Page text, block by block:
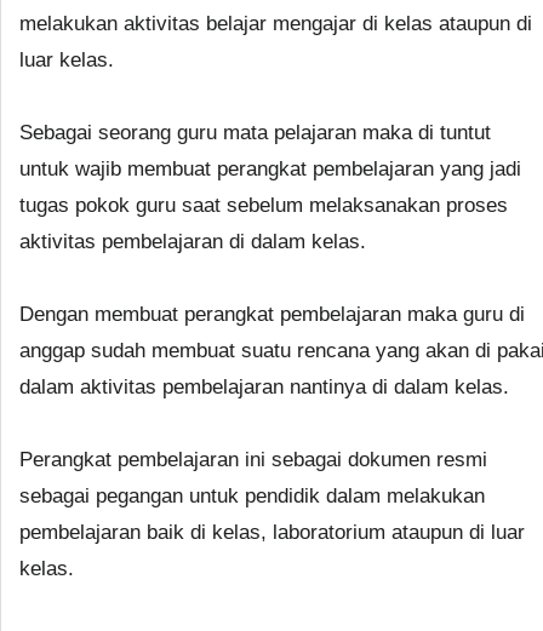
melakukan aktivitas belajar mengajar di kelas ataupun di
luar kelas.
Sebagai seorang guru mata pelajaran maka di tuntut
untuk wajib membuat perangkat pembelajaran yang jadi
tugas pokok guru saat sebelum melaksanakan proses
aktivitas pembelajaran di dalam kelas.
Dengan membuat perangkat pembelajaran maka guru di
anggap sudah membuat suatu rencana yang akan di
dalam aktivitas pembelajaran nantinya di dalam kelas.
Perangkat pembelajaran ini sebagai dokumen resmi
sebagai pegangan untuk pendidik dalam melakukan
pembelajaran baik di kelas, laboratorium ataupun di luar
kelas.